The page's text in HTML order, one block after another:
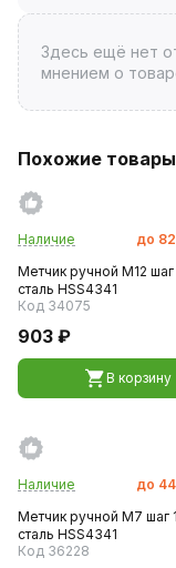
Здесь ещё нет
мнением о
Похожие товары
Наличие до 82
Метчик ручной M12 шаг
сталь HSS4341
Код 34075
903 ₽
В корзину
Наличие до 44
Метчик ручной M7 шаг
сталь HSS4341
Код 36228